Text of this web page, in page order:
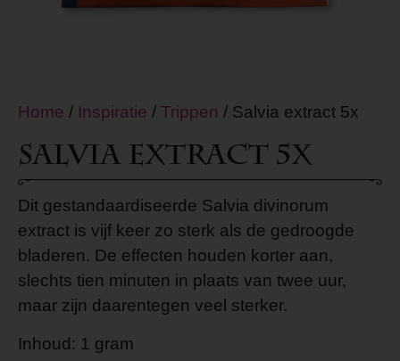
Home / Inspiratie / Trippen / Salvia extract 5x
Salvia extract 5x
Dit gestandaardiseerde Salvia divinorum
extract is vijf keer zo sterk als de gedroogde
bladeren. De effecten houden korter aan,
slechts tien minuten in plaats van twee uur,
maar zijn daarentegen veel sterker.
Inhoud: 1 gram